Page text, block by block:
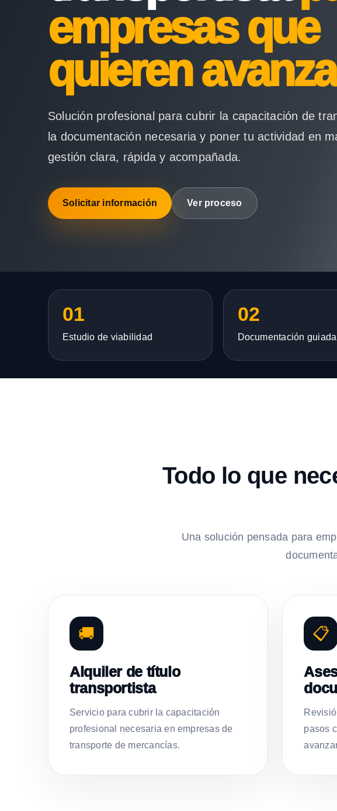
empresas que
quieren
Solución profesional para cubrir la capacitación de
la documentación necesaria y poner tu actividad en
gestión clara, rápida y acompañada.
Solicitar información Ver proceso
01
Estudio de viabilidad
02
Documentación guiada
Todo lo que
Una solución pensada para
🚚
Alquiler de título
transportista
Servicio para cubrir la capacitación
profesional necesaria en empresas de
transporte de mercancías.
📋
pasos